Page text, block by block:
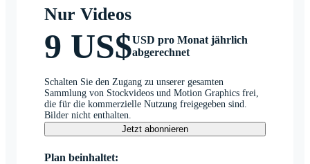
Nur Videos
9 US$USD pro Monat jährlich
abgerechnet
Schalten Sie den Zugang zu unserer gesamten
Sammlung von Stockvideos und Motion Graphics frei,
die für die kommerzielle Nutzung freigegeben sind.
Bilder nicht enthalten.
Jetzt abonnieren
Plan beinhaltet: